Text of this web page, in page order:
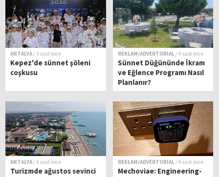
ANTALYA / 3 saat önce
Kepez'de sünnet şöleni
coşkusu
REKLAM/ADVERTORIAL / 4 saat önce
Sünnet Düğününde İkram
ve Eğlence Programı Nasıl
Planlanır?
ANTALYA / 4 saat önce
Turizmde ağustos sevinci
REKLAM/ADVERTORIAL / 4 saat önce
Mechoviae: Engineering-